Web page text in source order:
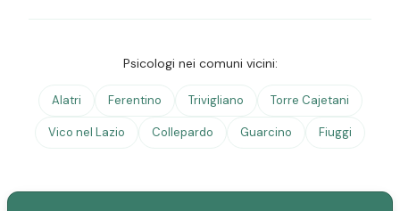
Psicologi nei comuni vicini:
Alatri Ferentino Trivigliano Torre Cajetani
Vico nel Lazio Collepardo Guarcino Fiuggi